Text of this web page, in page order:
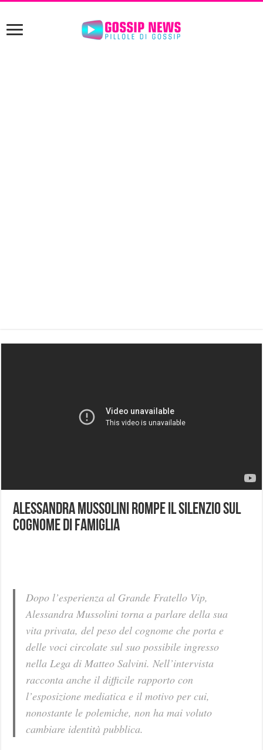
Alessandra Mussolini rompe il silenzio sul
cognome di famiglia
Dopo l’esperienza al Grande Fratello Vip,
Alessandra Mussolini torna a parlare della sua
vita privata, del peso del cognome che porta e
delle voci circolate sul suo possibile ingresso
nella Lega di Matteo Salvini. Nell’intervista
racconta anche il difficile rapporto con
l’esposizione mediatica e il motivo per cui,
nonostante le polemiche, non ha mai voluto
cambiare identità pubblica.